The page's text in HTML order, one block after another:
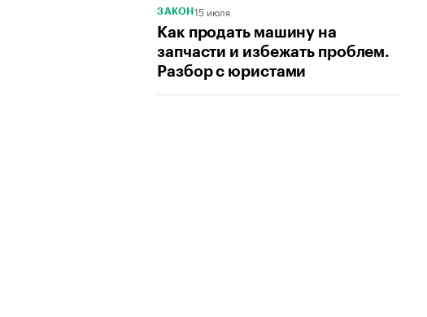
ЗАКОН 15 июля
Как продать машину на
запчасти и избежать проблем.
Разбор с юристами